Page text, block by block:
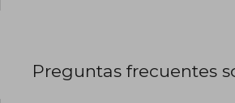
Preguntas frecuentes